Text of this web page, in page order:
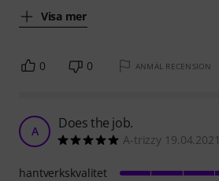
Visa mer
0 0 ANMÄL RECENSION
A Does the job.
A-trizzy 19.04.2021
hantverkskvalitet